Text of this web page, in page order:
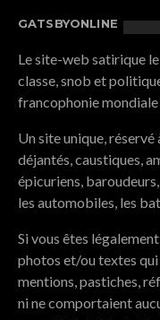
GATSBYONLINE
Le site-web satirique
classe, snob et
francophonie mondiale
Un site unique,
déjantés, caustiques,
épicuriens,
les automobiles, les
Si vous êtes
photos et/ou textes
mentions, pastiches,
ni ne comportaient